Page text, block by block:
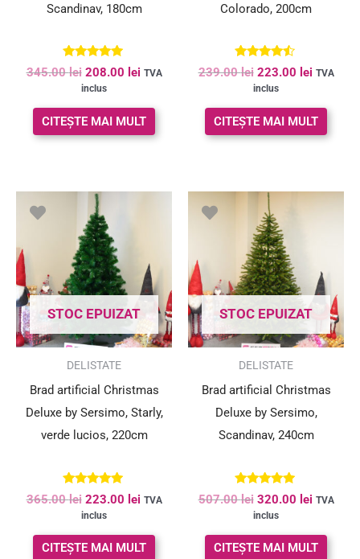
Scandinav, 180cm
Evaluat la
5.00
din 5
345.00lei 208.00 lei TVA
inclus
CITEȘTE MAI MULT
Colorado, 200cm
Evaluat la
4.33
din 5
239.00lei 223.00 lei TVA
inclus
CITEȘTE MAI MULT
SUPER PREȚ!
STOC EPUIZAT
DELISTATE
Brad artificial Christmas
Deluxe by Sersimo, Starly,
verde lucios, 220cm
Evaluat la
5.00
din 5
365.00lei
Prețul
inițial
a
fost:
365.00 lei.
223.00 lei TVA
inclus
CITEȘTE MAI MULT
SUPER PREȚ!
STOC EPUIZAT
DELISTATE
Brad artificial Christmas
Deluxe by Sersimo,
Scandinav, 240cm
Evaluat la
5.00
din 5
507.00lei
Prețul
inițial
a
fost:
507.00 lei.
320.00 lei TVA
inclus
CITEȘTE MAI MULT